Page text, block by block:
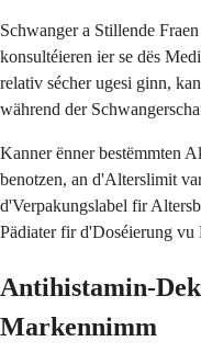
Schwanger a Stillende
konsultéieren ier se dës
relativ sécher ugesi ginn,
während der
Kanner ënner bestëmmten
benotzen, an d'Alterslimit
d'Verpakungslabel fir
Pädiater fir d'Doséierung vu
Antihistamin-
Markennimm